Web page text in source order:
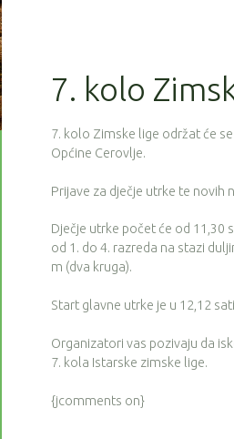
7. kolo
7. kolo Zimske lige održat će
Općine Cerovlje.
Prijave za dječje utrke te novih
Dječje utrke počet će od 11,30
od 1. do 4. razreda na stazi
m (dva kruga).
Start glavne utrke je u 12,12
Organizatori vas pozivaju da
7. kola Istarske zimske lige.
{jcomments on}